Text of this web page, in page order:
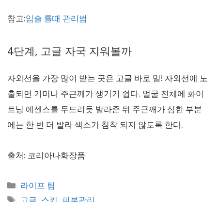
참고:입술 틀때 관리법
4단계, 고글 자국 지워볼까
자외선을 가장 많이 받는 곳은 고글 바로 밑! 자외선에 노
출되면 기미나 주근깨가 생기기 쉽다. 얼굴 전체에 화이
트닝 에센스를 두드리듯 발라준 뒤 주근깨가 심한 부분
에는 한 번 더 발라 색소가 침착 되지 않도록 한다.
출처: 코리아나화장품
카
테
라이프 팁
태
고글 스키 피부관리